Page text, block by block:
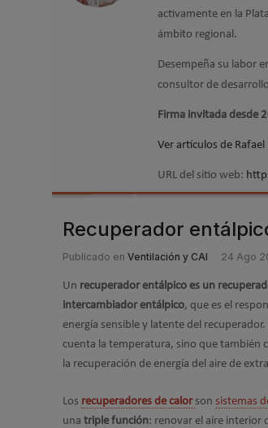
activamente en la
ámbito regional.
Desempeña su labor
consultor de
Firma invitada desde
Ver artículos de
URL del sitio web:
Recuperador
Publicado en Ventilación y CAI 24 Ago
Un recuperador entálpico es un
intercambiador entálpico, que es el
energía sensible y latente del
cuenta la temperatura, sino que también
la recuperación de energía del aire de
Los recuperadores de calorson sistemas
una triple función: renovar el aire interior